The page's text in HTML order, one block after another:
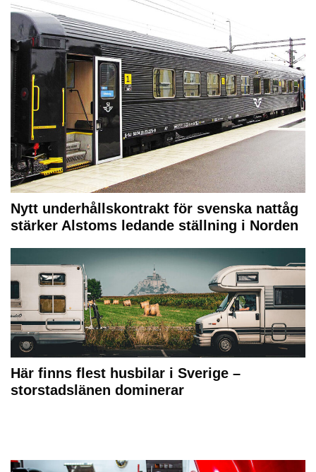
Nytt underhållskontrakt för svenska nattåg
stärker Alstoms ledande ställning i Norden
Här finns flest husbilar i Sverige –
storstadslänen dominerar